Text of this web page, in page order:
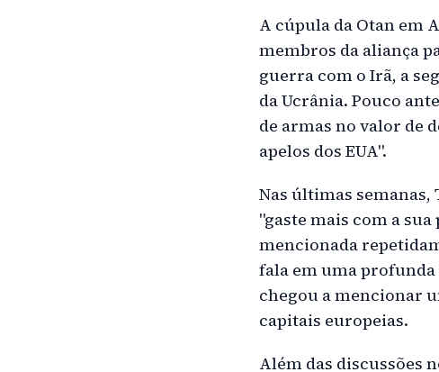
A cúpula da Otan em
membros da aliança
guerra com o Irã, a
da Ucrânia. Pouco
de armas no valor de
apelos dos EUA".
Nas últimas
"gaste mais com a
mencionada
fala em uma profunda
chegou a mencionar
capitais europeias.
Além das discussões